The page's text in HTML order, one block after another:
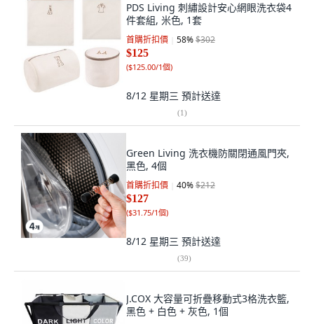
PDS Living 刺繡設計安心網眼洗衣袋4
件套組, 米色, 1套
首購折扣價 58%$302
$125
($125.00/1個)
8/12 星期三 預計送達
(1)
Green Living 洗衣機防關閉通風門夾,
黑色, 4個
首購折扣價 40%$212
$127
($31.75/1個)
8/12 星期三 預計送達
(39)
J.COX 大容量可折疊移動式3格洗衣籃,
黑色 + 白色 + 灰色, 1個